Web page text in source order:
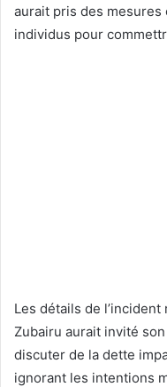
aurait pris des mesures
individus pour
Les détails de
Zubairu aurait invité
discuter de la dette
ignorant les intentions